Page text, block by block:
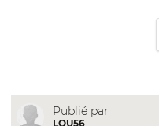
Publié par
LOU56